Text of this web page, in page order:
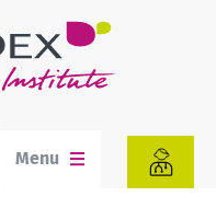
Menu